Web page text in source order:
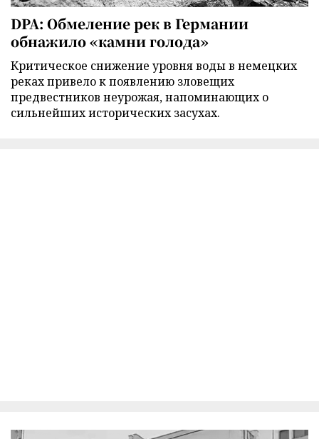
DPA: Обмеление рек в Германии
обнажило «камни голода»
Критическое снижение уровня воды в немецких
реках привело к появлению зловещих
предвестников неурожая, напоминающих о
сильнейших исторических засухах.